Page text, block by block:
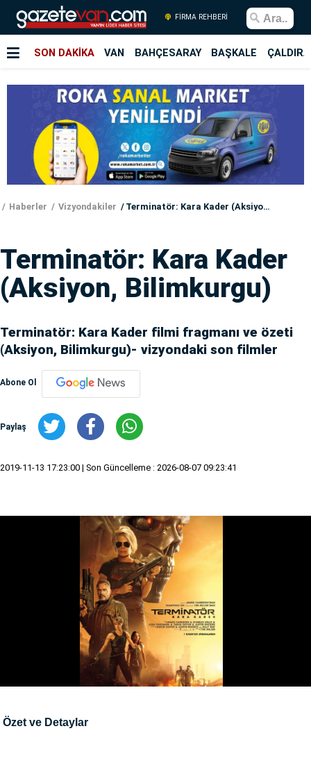
FİRMA REHBERİ
SON DAKİKA VAN BAHÇESARAY BAŞKALE
Haberler Vizyondakiler Terminatör: Kara Kader (Aksiyon, Bilimkurgu)
Terminatör: Kara Kader
(Aksiyon, Bilimkurgu)
Terminatör: Kara Kader filmi fragmanı ve özeti
(Aksiyon, Bilimkurgu)- vizyondaki son filmler
Abone Ol
Paylaş
2019-11-13 17:23:00 | Son Güncelleme : 2026-08-07 09:23:41
Özet ve Detaylar